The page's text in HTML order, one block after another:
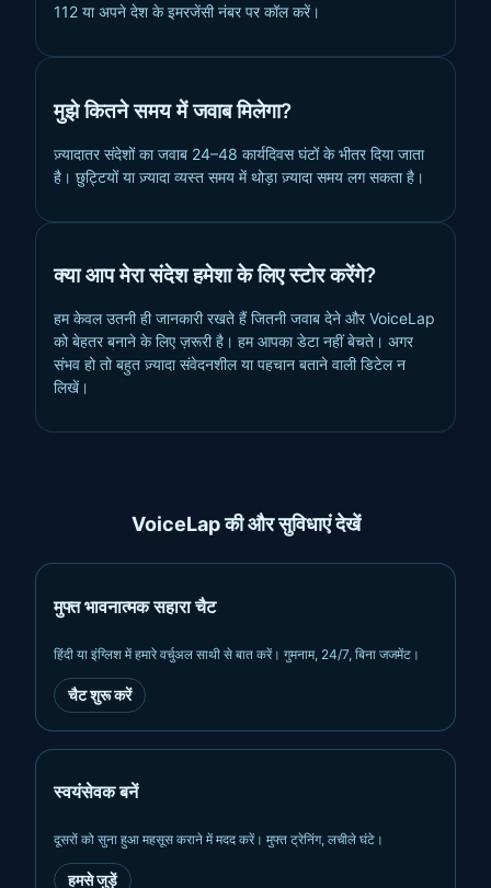
112 या अपने देश के इमरजेंसी नंबर पर कॉल करें।
मुझे कितने समय में जवाब मिलेगा?
ज़्यादातर संदेशों का जवाब 24–48 कार्यदिवस घंटों के भीतर दिया जाता
है। छुट्टियों या ज़्यादा व्यस्त समय में थोड़ा ज़्यादा समय लग सकता है।
क्या आप मेरा संदेश हमेशा के लिए स्टोर करेंगे?
हम केवल उतनी ही जानकारी रखते हैं जितनी जवाब देने और VoiceLap
को बेहतर बनाने के लिए ज़रूरी है। हम आपका डेटा नहीं बेचते। अगर
संभव हो तो बहुत ज़्यादा संवेदनशील या पहचान बताने वाली डिटेल न
लिखें।
VoiceLap की और सुविधाएं देखें
मुफ्त भावनात्मक सहारा चैट
हिंदी या इंग्लिश में हमारे वर्चुअल साथी से बात करें। गुमनाम, 24/7, बिना जजमेंट।
चैट शुरू करें
स्वयंसेवक बनें
दूसरों को सुना हुआ महसूस कराने में मदद करें। मुफ्त ट्रेनिंग, लचीले घंटे।
हमसे जुड़ें